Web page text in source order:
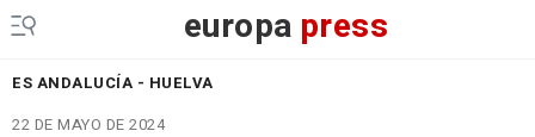
europa press
ES ANDALUCÍA - HUELVA
22 DE MAYO DE 2024